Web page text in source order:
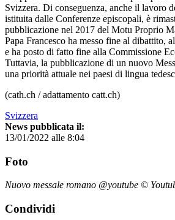
Svizzera. Di conseguenza, anche il lavoro
istituita dalle Conferenze episcopali, è
pubblicazione nel 2017 del Motu Proprio
Papa Francesco ha messo fine al dibattito,
e ha posto di fatto fine alla Commissione
Tuttavia, la pubblicazione di un nuovo
una priorità attuale nei paesi di lingua
(cath.ch / adattamento catt.ch)
Svizzera
News pubblicata il:
13/01/2022 alle 8:04
Foto
Nuovo messale romano @youtube ©
Condividi